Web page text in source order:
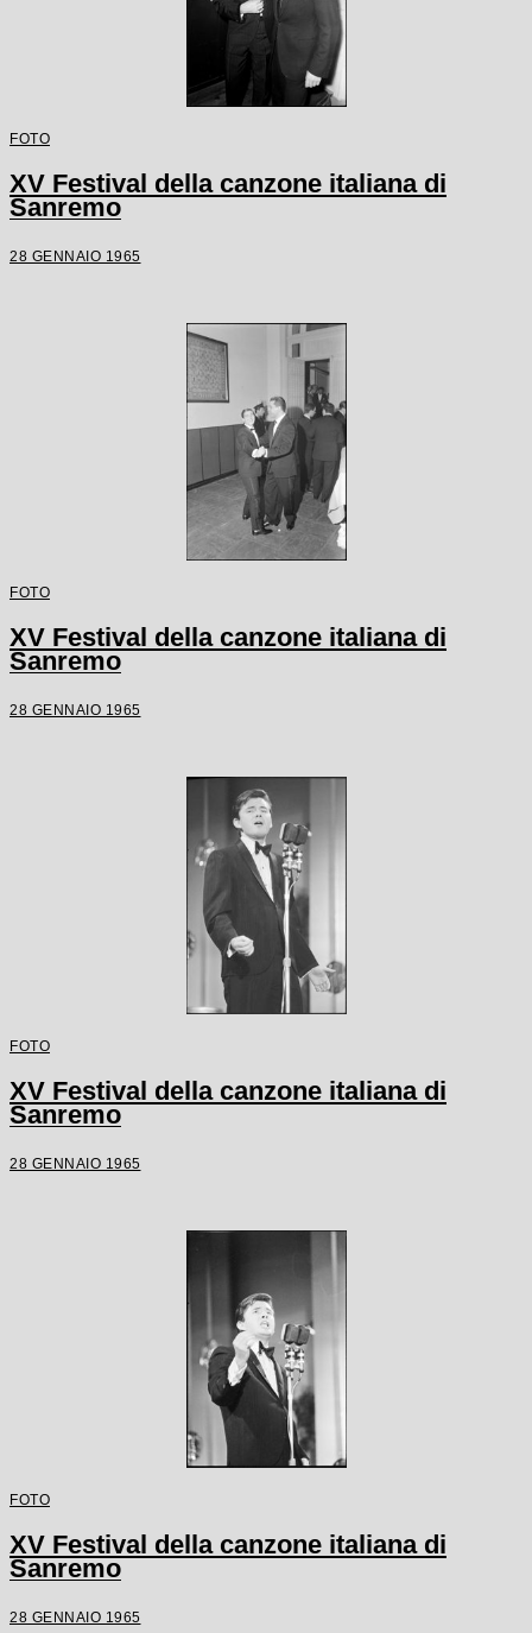
FOTO
XV Festival della canzone italiana di
Sanremo
28 GENNAIO 1965
FOTO
XV Festival della canzone italiana di
Sanremo
28 GENNAIO 1965
FOTO
XV Festival della canzone italiana di
Sanremo
28 GENNAIO 1965
FOTO
XV Festival della canzone italiana di
Sanremo
28 GENNAIO 1965